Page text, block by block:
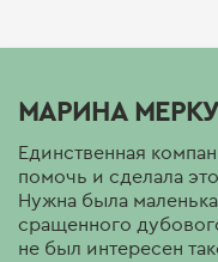
МАРИНА
Единственная
помочь и сделала
Нужна была
сращенного
не был интересен